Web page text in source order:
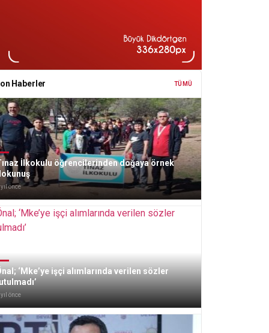
Haberler TÜMÜ
İlkokulu öğrencilerinden doğaya örnek
önce
‘Mke’ye işçi alımlarında verilen sözler
önce